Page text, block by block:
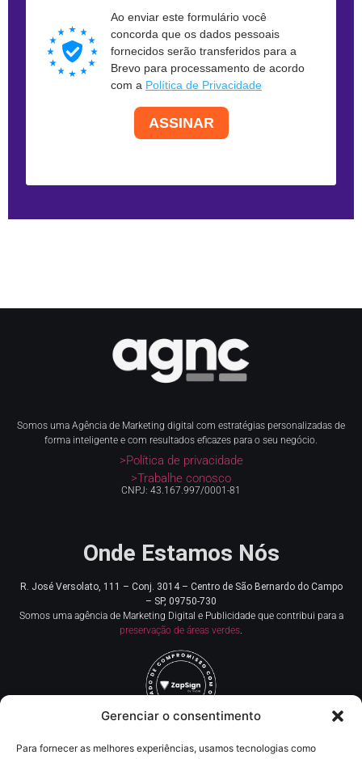
Gerenciar o consentimento
Para fornecer as melhores experiências, usamos tecnologias como
Ao enviar este formulário você
concorda que os dados pessoais
fornecidos serão transferidos para a
Brevo para processamento de acordo
com a Política de Privacidade
ASSINAR
Somos uma Agência de Marketing digital com estratégias personalizadas de
forma inteligente e com resultados eficazes para o seu negócio.
>Política de privacidade
>Trabalhe conosco
CNPJ: 43.167.997/0001-81
Onde Estamos Nós
R. José Versolato, 111 – Conj. 3014 – Centro de São Bernardo do Campo
– SP, 09750-730
Somos uma agência de Marketing Digital e Publicidade que contribui para a
preservação de áreas verdes.